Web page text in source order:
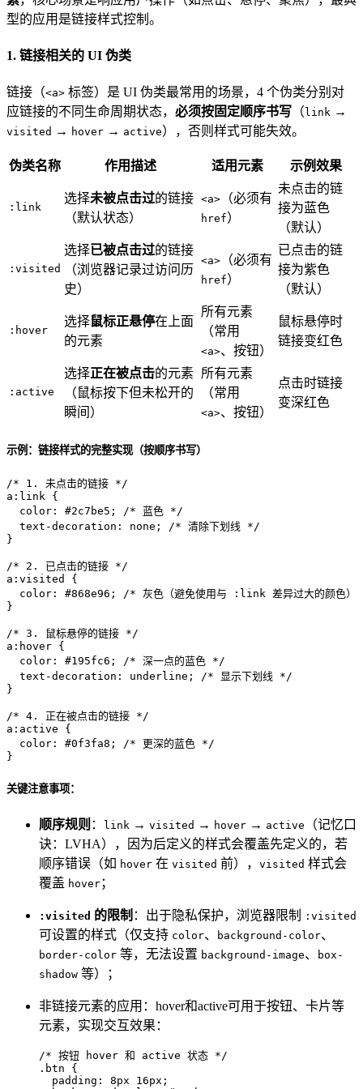
型的应用是链接样式控制。
1. 链接相关的 UI 伪类
链接（<a> 标签）是 UI 伪类最常用的场景，4 个伪类分别对
应链接的不同生命周期状态， 必须按固定顺序书写 （ link →
visited → hover → active），否则样式可能失效。
伪类名称 作用描述 适用元素 示例效果
:link
选择未被点击过的链接
（默认状态）
<a> （必须有
href）
未点击的链
接为蓝色
（默认）
:visited
选择已被点击过的链接
（浏览器记录过访问历
史）
<a> （必须有
href）
已点击的链
接为紫色
（默认）
:hover
选择鼠标正悬停在上面
的元素
所有元素
（常用
<a>、按钮）
鼠标悬停时
链接变红色
:active
选择正在被点击的元素
（鼠标按下但未松开的
瞬间）
所有元素
（常用
<a>、按钮）
点击时链接
变深红色
示例：链接样式的完整实现（按顺序书写）
/* 1. 未点击的链接 */
a :link {
color : #2c7be5 ;
/* 蓝色 */
text-decoration : none;
/* 清除下划线 */
}
/* 2. 已点击的链接 */
a :visited
{
color : #868e96 ;
/* 灰色（避免使用与 :link 差异过大的颜色
}
/* 3. 鼠标悬停的链接 */
a :hover {
color : #195fc6 ;
/* 深一点的蓝色 */
text-decoration : underline;
/* 显示下划线 */
}
/* 4. 正在被点击的链接 */
a :active {
color : #0f3fa8 ;
/* 更深的蓝色 */
}
关键注意事项：
顺序规则 ： link → visited → hover → active
（记忆口
诀：LVHA），因为后定义的样式会覆盖先定义的，若
顺序错误（如 hover 在 visited 前）， visited 样式会
覆盖 hover ；
:visited 的限制 ：出于隐私保护，浏览器限制 :visited
可设置的样式（仅支持 color、 background-color、
border-color 等，无法设置 background-image、
box-
shadow 等）；
非链接元素的应用：hover和active可用于按钮、卡片等
元素，实现交互效果：
/* 按钮 hover 和 active 状态 */
.btn {
padding : 8px 16px ;